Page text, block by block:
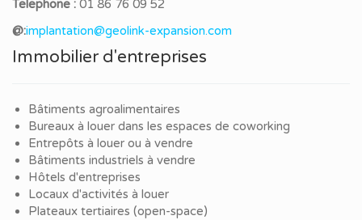
Telephone : 01 86 76 09 52
@:implantation@geolink-expansion.com
Immobilier d'entreprises
Bâtiments agroalimentaires
Bureaux à louer dans les espaces de coworking
Entrepôts à louer ou à vendre
Bâtiments industriels à vendre
Hôtels d'entreprises
Locaux d'activités à louer
Plateaux tertiaires (open-space)